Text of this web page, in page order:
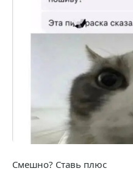
Смешно? Ставь плюс